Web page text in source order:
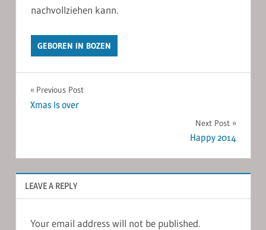
nachvollziehen kann.
GEBOREN IN BOZEN
Post
Previous Post
Xmas is over
Next Post
Happy 2014
LEAVE A REPLY
Your email address will not be published.